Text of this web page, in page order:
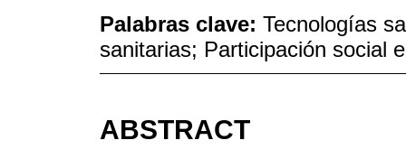
Palabras clave: Tecnologías
sanitarias; Participación social
ABSTRACT